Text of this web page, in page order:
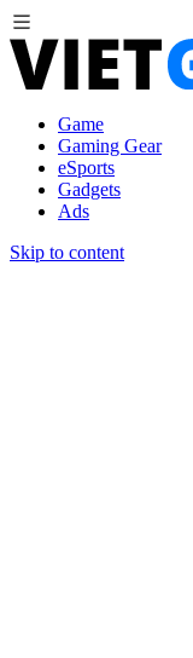
Game
Gaming Gear
eSports
Gadgets
Ads
Skip to content